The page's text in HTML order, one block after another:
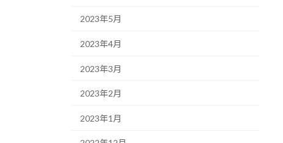
2023年5月
2023年4月
2023年3月
2023年2月
2023年1月